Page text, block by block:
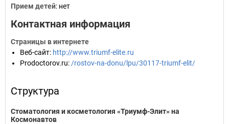
Прием детей: нет
Контактная информация
Страницы в интернете
Веб-сайт: http://www.triumf-elite.ru
Prodoctorov.ru: /rostov-na-donu/lpu/30117-triumf-elit/
Структура
Стоматология и косметология «Триумф-Элит» на
Космонавтов